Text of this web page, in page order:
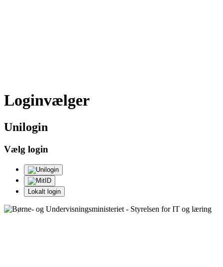
Loginvælger
Unilogin
Vælg login
Lokalt login